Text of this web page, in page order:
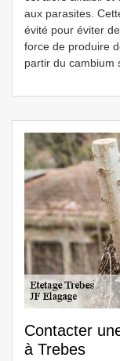
aux parasites.
évité pour éviter
force de produire
partir du cambium
Contacter
à Trebes